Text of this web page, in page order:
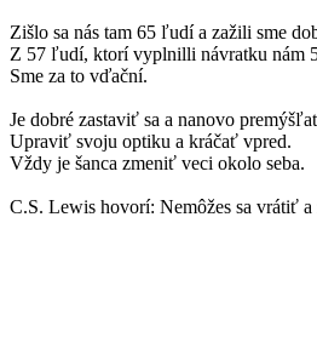
Zišlo sa nás tam 65 ľudí a zažili sme
Z 57 ľudí, ktorí vyplnilli návratku nám
Sme za to vďační.
Je dobré zastaviť sa a nanovo
Upraviť svoju optiku a kráčať vpred.
Vždy je šanca zmeniť veci okolo seba.
C.S. Lewis hovorí: Nemôžes sa vrátiť